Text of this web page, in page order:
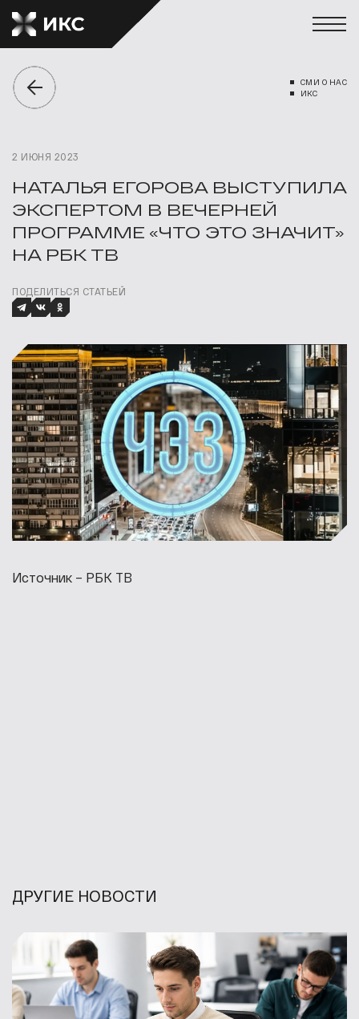
СМИ О НАС
ИКС
2 ИЮНЯ 2023
НАТАЛЬЯ ЕГОРОВА ВЫСТУПИЛА
ЭКСПЕРТОМ В ВЕЧЕРНЕЙ
ПРОГРАММЕ «ЧТО ЭТО ЗНАЧИТ»
НА РБК ТВ
ПОДЕЛИТЬСЯ СТАТЬЕЙ
Источник – РБК ТВ
ДРУГИЕ НОВОСТИ